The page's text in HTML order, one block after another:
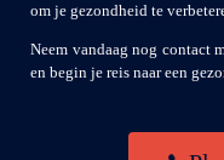
om je gezondheid te
Neem vandaag nog contact
en begin je reis naar een